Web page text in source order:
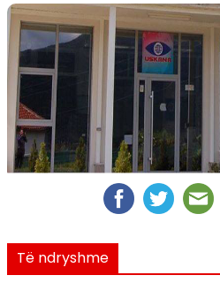
Të ndryshme